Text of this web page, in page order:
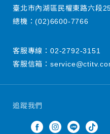
追蹤我們
臺北市內湖區民權東路六段
總機：(02)6600-7766
客服專線： 02-2792-3151
客服信箱：